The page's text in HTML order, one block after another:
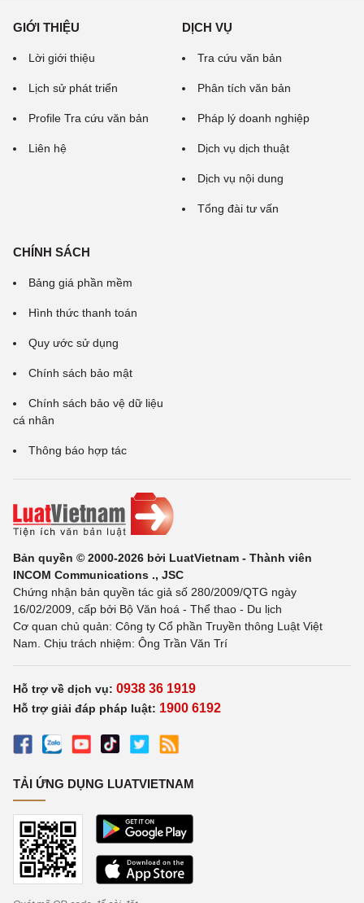
GIỚI THIỆU
Lời giới thiệu
Lịch sử phát triển
Profile Tra cứu văn bản
Liên hệ
DỊCH VỤ
Tra cứu văn bản
Phân tích văn bản
Pháp lý doanh nghiệp
Dịch vụ dịch thuật
Dịch vụ nội dung
Tổng đài tư vấn
CHÍNH SÁCH
Bảng giá phần mềm
Hình thức thanh toán
Quy ước sử dụng
Chính sách bảo mật
Chính sách bảo vệ dữ liệu
cá nhân
Thông báo hợp tác
Bản quyền © 2000-2026 bởi LuatVietnam - Thành viên
INCOM Communications ., JSC
Chứng nhận bản quyền tác giả số 280/2009/QTG ngày
16/02/2009, cấp bởi Bộ Văn hoá - Thể thao - Du lịch
Cơ quan chủ quản: Công ty Cổ phần Truyền thông Luật Việt
Nam. Chịu trách nhiệm: Ông Trần Văn Trí
Hỗ trợ về dịch vụ: 0938 36 1919
Hỗ trợ giải đáp pháp luật: 1900 6192
TẢI ỨNG DỤNG LUATVIETNAM